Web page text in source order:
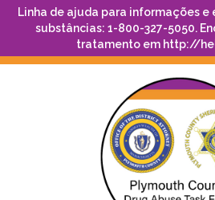
Linha de ajuda para informações e
substâncias: 1-800-327-5050.
tratamento em http://